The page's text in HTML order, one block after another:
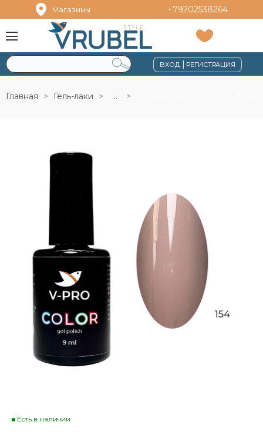
Магазины +79202538264
ВХОД |РЕГИСТРАЦИЯ
Главная Гель-лаки ...
Есть в наличии